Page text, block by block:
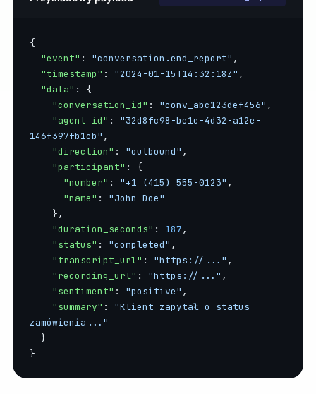
{
"event" : "conversation.end_report" ,
"timestamp" : "2024-01-15T14:32:18Z" ,
"data" : {
"conversation_id" : "conv_abc123def456" ,
"agent_id" : "32d8fc98-be1e-4d32-a12e-
146f397fb1cb" ,
"direction" : "outbound" ,
"participant" : {
"number" : "+1 (415) 555-0123" ,
"name" : "John Doe"
"duration_seconds" : 187,
"status" : "completed" ,
"transcript_url" : "https://..." ,
"recording_url" : "https://..." ,
"sentiment" : "positive" ,
"summary" : "Klient zapytał o status
zamówienia..."
}